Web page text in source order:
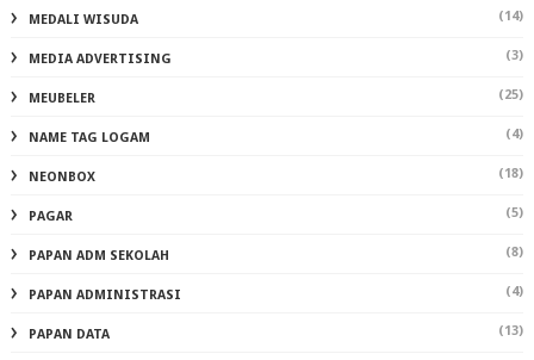
MEDALI WISUDA (14)
MEDIA ADVERTISING (3)
MEUBELER (25)
NAME TAG LOGAM (4)
NEONBOX (18)
PAGAR (5)
PAPAN ADM SEKOLAH (8)
PAPAN ADMINISTRASI (4)
PAPAN DATA (13)